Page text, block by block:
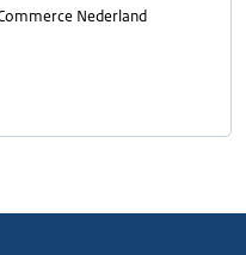
Nederland